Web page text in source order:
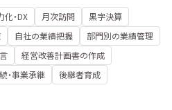
・DX 月次訪問
黒字決算
自社の業績把握
部門別の業績管理
経営改善計画書の作成
・事業承継
後継者育成